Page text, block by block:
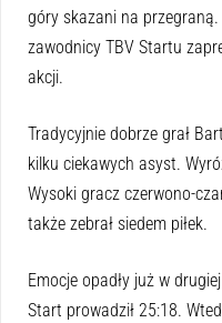
góry skazani na przegraną.
zawodnicy TBV Startu
akcji.
Tradycyjnie dobrze grał
kilku ciekawych asyst.
Wysoki gracz czerwono-
także zebrał siedem piłek.
Emocje opadły już w
Start prowadził 25:18.